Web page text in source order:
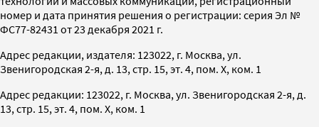
номер и дата принятия решения о регистрации: серия Эл №
ФС77-82431 от 23 декабря 2021 г.
Адрес редакции, издателя: 123022, г. Москва, ул.
Звенигородская 2-я, д. 13, стр. 15, эт. 4, пом. X, ком. 1
Адрес редакции: 123022, г. Москва, ул. Звенигородская 2-я, д.
13, стр. 15, эт. 4, пом. X, ком. 1